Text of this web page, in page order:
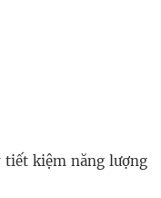
tiết kiệm năng lượng